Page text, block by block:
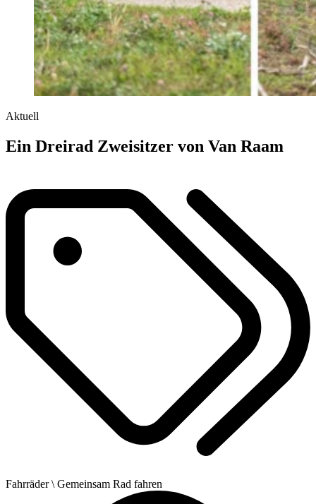
Aktuell
Ein Dreirad Zweisitzer von Van Raam
Fahrräder\ Gemeinsam Rad fahren